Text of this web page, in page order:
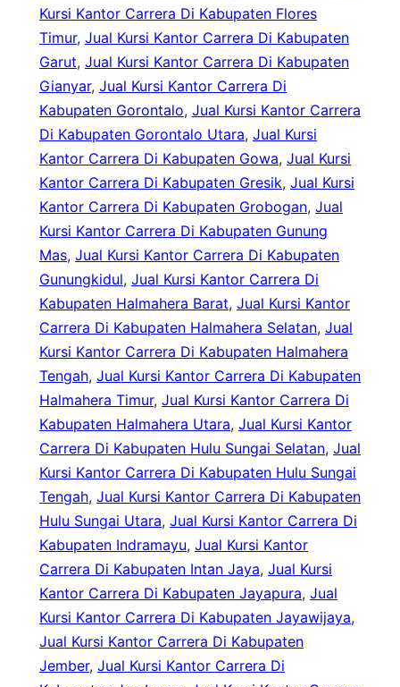
Kursi Kantor Carrera Di Kabupaten Flores
Timur, Jual Kursi Kantor Carrera Di Kabupaten
Garut, Jual Kursi Kantor Carrera Di Kabupaten
Gianyar, Jual Kursi Kantor Carrera Di
Kabupaten Gorontalo, Jual Kursi Kantor Carrera
Di Kabupaten Gorontalo Utara, Jual Kursi
Kantor Carrera Di Kabupaten Gowa, Jual Kursi
Kantor Carrera Di Kabupaten Gresik, Jual Kursi
Kantor Carrera Di Kabupaten Grobogan, Jual
Kursi Kantor Carrera Di Kabupaten Gunung
Mas, Jual Kursi Kantor Carrera Di Kabupaten
Gunungkidul, Jual Kursi Kantor Carrera Di
Kabupaten Halmahera Barat, Jual Kursi Kantor
Carrera Di Kabupaten Halmahera Selatan, Jual
Kursi Kantor Carrera Di Kabupaten Halmahera
Tengah, Jual Kursi Kantor Carrera Di Kabupaten
Halmahera Timur, Jual Kursi Kantor Carrera Di
Kabupaten Halmahera Utara, Jual Kursi Kantor
Carrera Di Kabupaten Hulu Sungai Selatan, Jual
Kursi Kantor Carrera Di Kabupaten Hulu Sungai
Tengah, Jual Kursi Kantor Carrera Di Kabupaten
Hulu Sungai Utara, Jual Kursi Kantor Carrera Di
Kabupaten Indramayu, Jual Kursi Kantor
Carrera Di Kabupaten Intan Jaya, Jual Kursi
Kantor Carrera Di Kabupaten Jayapura, Jual
Kursi Kantor Carrera Di Kabupaten Jayawijaya
Jual Kursi Kantor Carrera Di Kabupaten
Jember, Jual Kursi Kantor Carrera Di